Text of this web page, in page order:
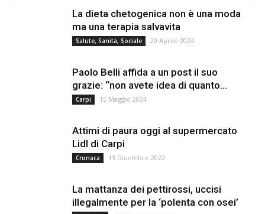
La dieta chetogenica non è una moda
ma una terapia salvavita
Salute, Sanità, Sociale 20 Aprile 2024
Paolo Belli affida a un post il suo
grazie: “non avete idea di quanto...
Carpi 15 Maggio 2024
Attimi di paura oggi al supermercato
Lidl di Carpi
Cronaca 13 Dicembre 2022
La mattanza dei pettirossi, uccisi
illegalmente per la ‘polenta con osei’